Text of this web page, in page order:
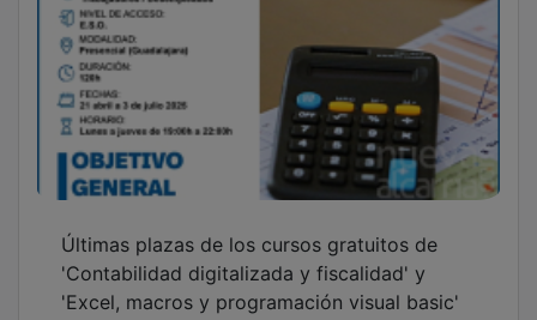
Últimas plazas de los cursos gratuitos de
'Contabilidad digitalizada y fiscalidad' y
'Excel, macros y programación visual basic'